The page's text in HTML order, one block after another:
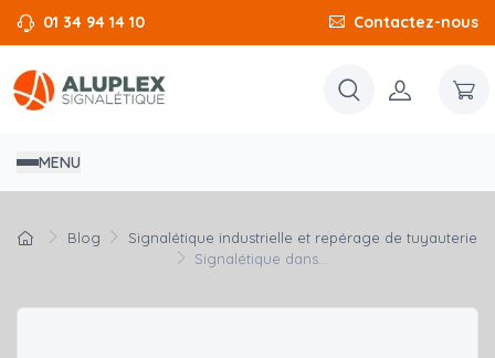
01 34 94 14 10 Contactez-nous
MENU
Blog
Signalétique industrielle et repérage de tuyauterie
Signalétique dans...